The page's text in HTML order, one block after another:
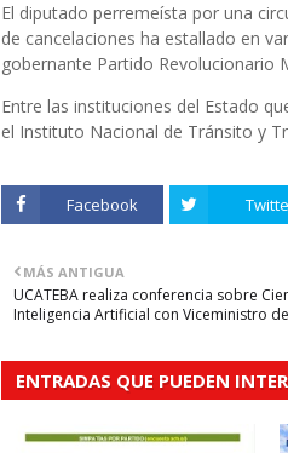
El diputado perremeísta por una
de cancelaciones ha estallado en
gobernante Partido Revolucionario
Entre las instituciones del Estado
el Instituto Nacional de Tránsito y
Facebook
MÁS ANTIGUA
UCATEBA realiza conferencia sobre
Inteligencia Artificial con Viceministro
ENTRADAS QUE PUEDEN